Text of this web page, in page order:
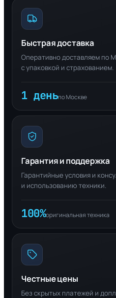
Быстрая доставка
Оперативно доставляем по
с упаковкой и страхованием.
1 деньпо Москве
Гарантия и поддержка
Гарантийные условия и
и использованию техники.
100%оригинальная техника
Честные цены
Без скрытых платежей и